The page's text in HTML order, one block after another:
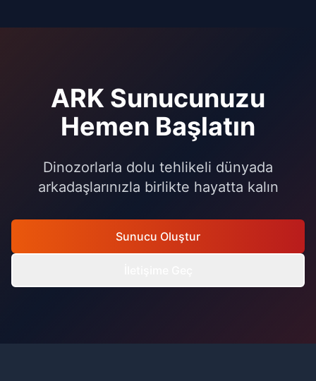
ARK Sunucunuzu
Hemen Başlatın
Dinozorlarla dolu tehlikeli dünyada
arkadaşlarınızla birlikte hayatta kalın
Sunucu Oluştur